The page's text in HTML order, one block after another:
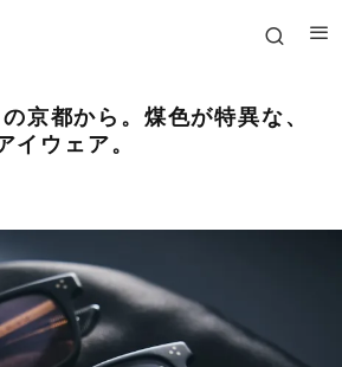
京都から。煤色が特異な、
イウェア。